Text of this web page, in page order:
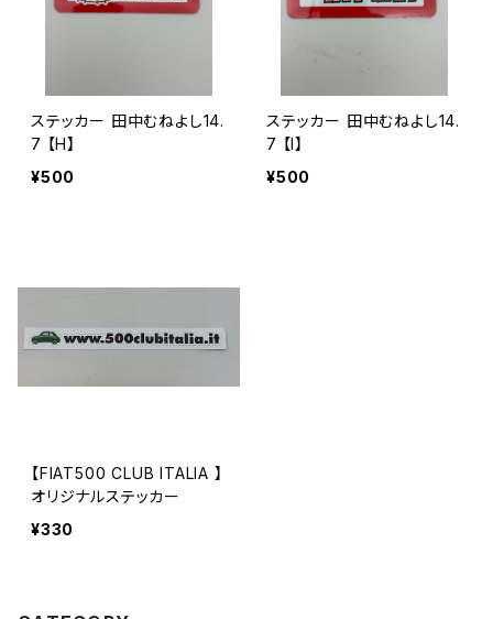
ステッカー 田中むねよし14.
7 【H】
¥500
ステッカー 田中むねよし14.
7 【I】
¥500
【FIAT500 CLUB ITALIA 】
オリジナルステッカー
¥330